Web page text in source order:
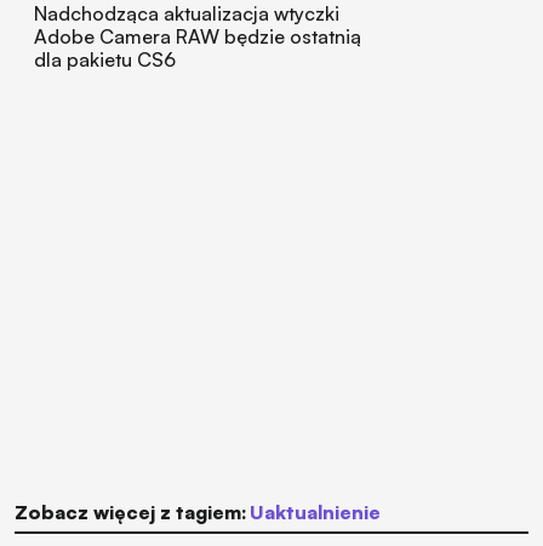
Nadchodząca aktualizacja wtyczki
Adobe Camera RAW będzie ostatnią
dla pakietu CS6
Zobacz więcej z tagiem: uaktualnienie